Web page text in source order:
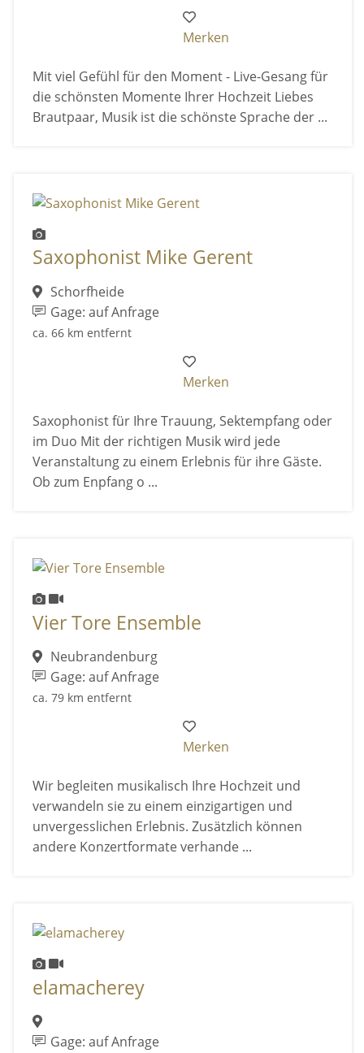
Merken
Mit viel Gefühl für den Moment - Live-Gesang für
die schönsten Momente Ihrer Hochzeit Liebes
Brautpaar, Musik ist die schönste Sprache der ...
Saxophonist Mike Gerent
Schorfheide
Gage: auf Anfrage
ca. 66 km entfernt
Merken
Saxophonist für Ihre Trauung, Sektempfang oder
im Duo Mit der richtigen Musik wird jede
Veranstaltung zu einem Erlebnis für ihre Gäste.
Ob zum Enpfang o ...
Vier Tore Ensemble
Neubrandenburg
Gage: auf Anfrage
ca. 79 km entfernt
Merken
Wir begleiten musikalisch Ihre Hochzeit und
verwandeln sie zu einem einzigartigen und
unvergesslichen Erlebnis. Zusätzlich können
andere Konzertformate verhande ...
elamacherey
Gage: auf Anfrage